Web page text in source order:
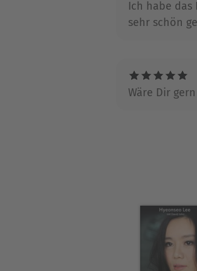
wurde u.a.
2018 der
Hamburg.
Ich habe das
sehr schön
Wäre Dir